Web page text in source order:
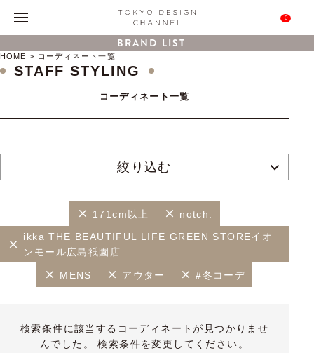
0
BRAND LIST
HOME コーディネート一覧
STAFF STYLING
コーディネート一覧
絞り込む
171cm以上 notch.
ikka THE BEAUTIFUL LIFE GREEN STOREイオ
ンモール広島祇園店
MENS アウター #冬コーデ
検索条件に該当するコーディネートが見つかりませ
んでした。 検索条件を変更してください。